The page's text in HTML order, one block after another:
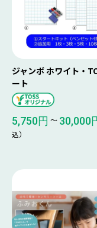
ジャンボ ホワイト・
ート
5,750円 〜 30,000
込）